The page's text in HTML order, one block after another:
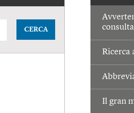
Ricerca
Il gran
CERCA